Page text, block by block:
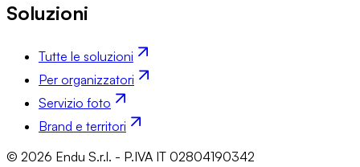
Soluzioni
Tutte le soluzioni
Per organizzatori
Servizio foto
Brand e territori
© 2026 Endu S.r.l. - P.IVA IT 02804190342